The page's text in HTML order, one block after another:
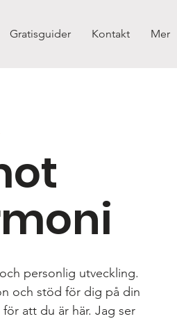
Gratisguider Kontakt Mer
personlig utveckling.
och stöd för dig på din
att du är här. Jag ser